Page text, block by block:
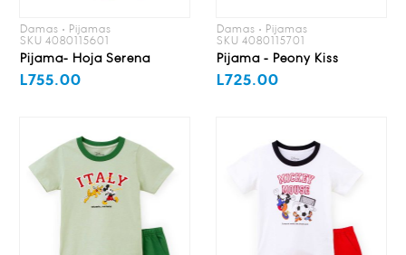
Damas • Pijamas
SKU 4080115601
Pijama- Hoja Serena
L755.00
Damas • Pijamas
SKU 4080115701
Pijama - Peony Kiss
L725.00